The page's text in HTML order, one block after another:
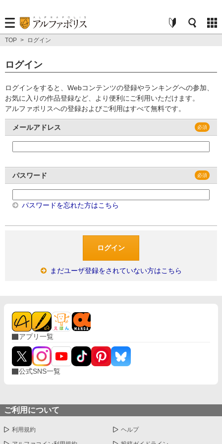
TOP > ログイン
ログイン
ログインをすると、Webコンテンツの登録やランキングへの参加、
お気に入りの作品登録など、より便利にご利用いただけます。
アルファポリスへの登録およびご利用はすべて無料です。
メールアドレス
パスワード
パスワードを忘れた方はこちら
まだユーザ登録をされていない方はこちら
アプリ一覧
公式SNS一覧
ご利用について
利用規約 ヘルプ